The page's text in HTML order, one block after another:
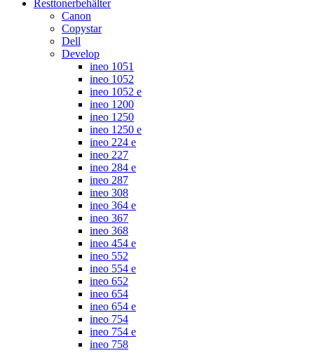
Resttonerbehälter
Canon
Copystar
Dell
Develop
ineo 1051
ineo 1052
ineo 1052 e
ineo 1200
ineo 1250
ineo 1250 e
ineo 224 e
ineo 227
ineo 284 e
ineo 287
ineo 308
ineo 364 e
ineo 367
ineo 368
ineo 454 e
ineo 552
ineo 554 e
ineo 652
ineo 654
ineo 654 e
ineo 754
ineo 754 e
ineo 758